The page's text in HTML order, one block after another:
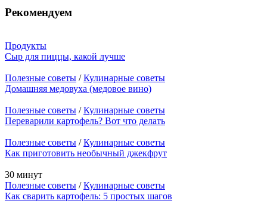
Рекомендуем
Продукты
Сыр для пиццы, какой лучше
Полезные советы /Кулинарные советы
Домашняя медовуха (медовое вино)
Полезные советы /Кулинарные советы
Переварили картофель? Вот что делать
Полезные советы /Кулинарные советы
Как приготовить необычный джекфрут
30 минут
Полезные советы /Кулинарные советы
Как сварить картофель: 5 простых шагов